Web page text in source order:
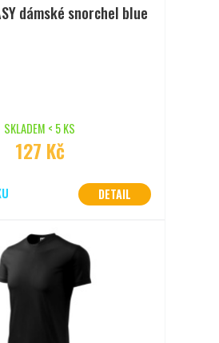
dámské snorchel blue
SKLADEM < 5 KS
127 Kč
DETAIL